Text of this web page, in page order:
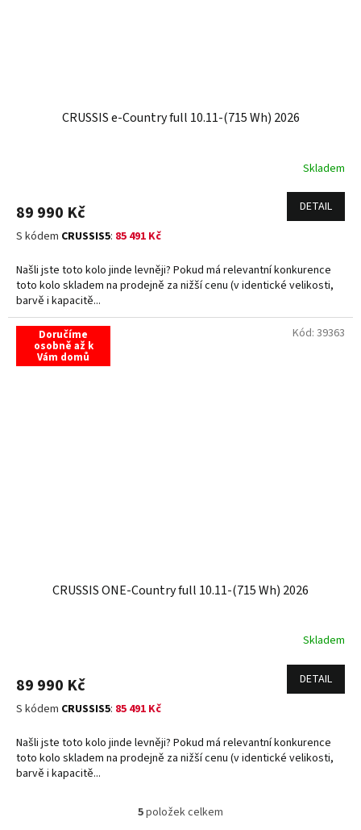
CRUSSIS e-Country full 10.11-(715 Wh) 2026
Skladem
89 990 Kč
DETAIL
S kódem CRUSSIS5: 85 491 Kč
Našli jste toto kolo jinde levněji? Pokud má relevantní konkurence
toto kolo skladem na prodejně za nižší cenu (v identické velikosti,
barvě i kapacitě...
Doručíme
osobně až k
Vám domů
CRUSSIS ONE-Country full 10.11-(715 Wh) 2026
Skladem
89 990 Kč
DETAIL
S kódem CRUSSIS5: 85 491 Kč
Našli jste toto kolo jinde levněji? Pokud má relevantní konkurence
toto kolo skladem na prodejně za nižší cenu (v identické velikosti,
barvě i kapacitě...
Kód: 39363
O
5položek celkem